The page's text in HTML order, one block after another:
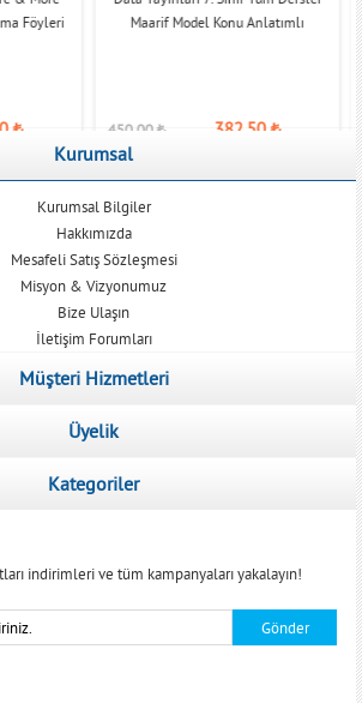
Model Konu Anlatımlı
₺ 382,50₺
Ahlak Bilgisi Ders
329,00₺
Kurumsal
Kurumsal Bilgiler
Hakkımızda
Mesafeli Satış Sözleşmesi
Misyon & Vizyonumuz
Bize Ulaşın
İletişim Forumları
Müşteri Hizmetleri
Üyelik
Kategoriler
indirimleri ve tüm kampanyaları yakalayın!